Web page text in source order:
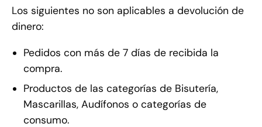
Los siguientes no son aplicables a devolución de
dinero:
Pedidos con más de 7 días de recibida la
compra.
Productos de las categorías de Bisutería,
Mascarillas, Audífonos o categorías de
consumo.